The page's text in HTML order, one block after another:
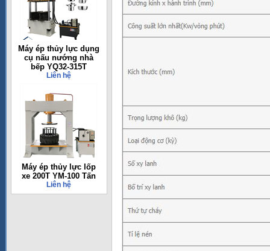
Máy ép thủy lực dụng
cụ nấu nướng nhà
bếp YQ32-315T
Liên hệ
Máy ép thủy lực lốp
xe 200T YM-100 Tấn
Liên hệ